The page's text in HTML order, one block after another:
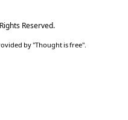
Reserved.
by "Thought is free".